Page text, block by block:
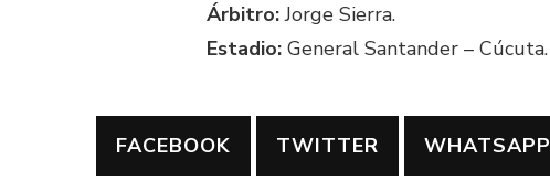
Árbitro:Jorge Sierra.
Estadio: General Santander – Cúcuta.
FACEBOOK TWITTER WHATSAPP